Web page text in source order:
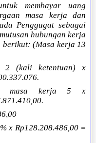
membayar uang
masa kerja dan
Penggugat sebagai
hubungan kerja
berikut: (Masa kerja 13
(kali ketentuan) x
masa kerja 5 x
x Rp128.208.486,00 =